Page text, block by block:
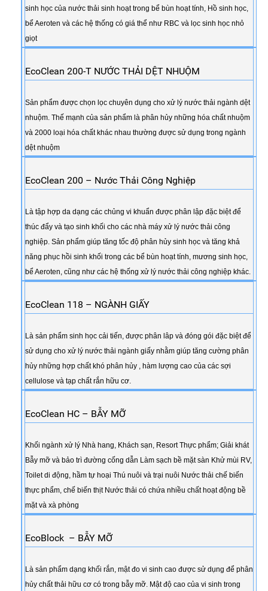
sinh học của nước thải sinh hoạt trong bể bùn hoạt tính, Hồ sinh học,
bể Aeroten và các hệ thống có giá thể như RBC và lọc sinh học nhỏ
giọt
EcoClean 200-T NƯỚC THẢI DỆT NHUỘM
Sản phẩm được chọn lọc chuyên dụng cho xử lý nước thải ngành dệt
nhuộm. Thế mạnh của sản phẩm là phân hủy những hóa chất nhuộm
và 2000 loại hóa chất khác nhau thường được sử dụng trong ngành
dệt nhuộm
EcoClean 200 – Nước Thải Công Nghiệp
Là tập hợp da dạng các chủng vi khuẩn được phân lập đặc biệt để
thúc đẩy và tạo sinh khối cho các nhà máy xử lý nước thải công
nghiệp. Sản phẩm giúp tăng tốc độ phân hủy sinh học và tăng khả
năng phục hồi sinh khối trong các bể bùn hoạt tính, mương sinh học,
bể Aeroten, cũng như các hệ thống xử lý nước thải công nghiệp khác.
EcoClean 118 – NGÀNH GIẤY
Là sản phẩm sinh học cải tiến, được phân lâp và đóng gói đặc biệt để
sử dụng cho xử lý nước thải ngành giấy nhằm giúp tăng cường phân
hủy những hợp chất khó phân hủy , hàm lượng cao của các sợi
cellulose và tạp chất rắn hữu cơ.
EcoClean HC – BẪY MỠ
Khối ngành xử lý Nhà hang, Khách sạn, Resort Thực phẩm; Giải khát
Bẫy mỡ và bảo trì đường cống dẫn Làm sạch bề mặt sàn Khử mùi RV,
Toilet di động, hầm tự hoại Thú nuôi và trại nuôi Nước thải chế biến
thực phẩm, chế biến thịt Nước thải có chứa nhiều chất hoạt động bề
mặt và xà phòng
EcoBlock – BẪY MỠ
Là sản phẩm dạng khối rắn, mật đo vi sinh cao được sử dụng để phân
hủy chất thải hữu cơ có trong bẫy mỡ. Mật độ cao của vi sinh trong